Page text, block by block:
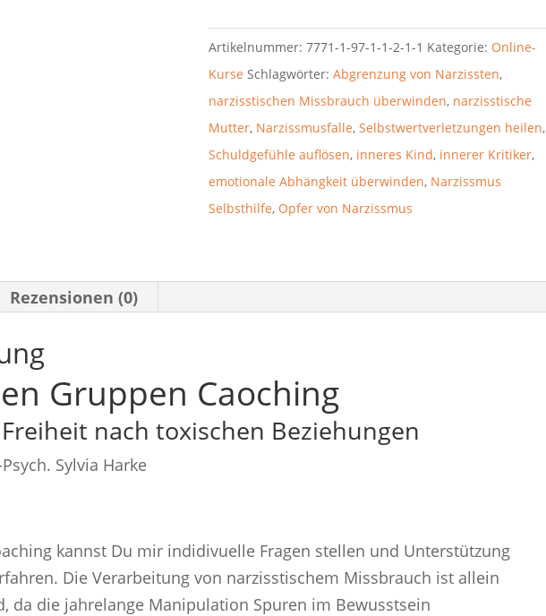
Artikelnummer:7771-1-97-1-1-2-1-1 Kategorie: Online-
Kurse Schlagwörter:Abgrenzung von Narzissten,
narzisstischen Missbrauch überwinden, narzisstische
Mutter, Narzissmusfalle,Selbstwertverletzungen heilen,
Schuldgefühle auflösen, inneres Kind, innerer Kritiker,
emotionale Abhängkeit überwinden, Narzissmus
Selbsthilfe, Opfer von Narzissmus
Rezensionen (0)
Gruppen Caoching
nach toxischen Beziehungen
Sylvia Harke
kannst Du mir indidivuelle Fragen stellen und Unterstützung
Die Verarbeitung von narzisstischem Missbrauch ist allein
da die jahrelange Manipulation Spuren im Bewusstsein